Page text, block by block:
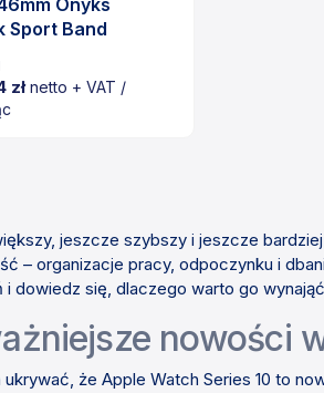
Sport Band
złnetto + VAT /
jeszcze szybszy i jeszcze
– organizacje pracy, odpoczynku i
i dowiedz się, dlaczego warto go
nowości
ukrywać, że Apple Watch Series 10 to